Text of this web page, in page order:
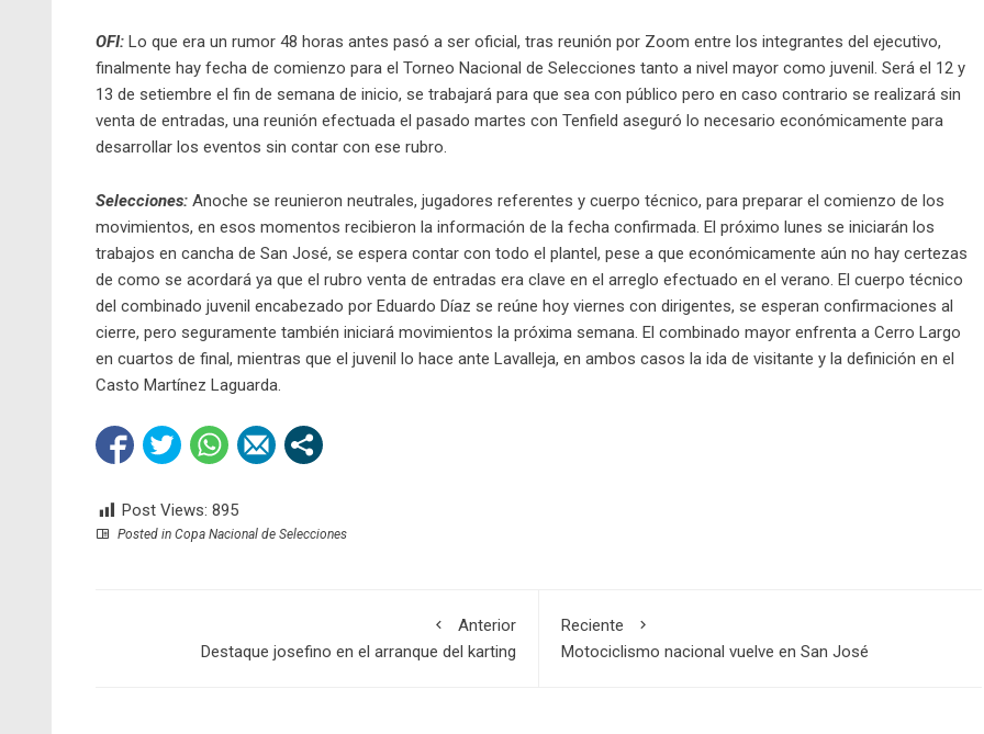
OFI: Lo que era un rumor 48 horas antes pasó a ser oficial, tras reunión por Zoom entre los integrantes del ejecutivo,
finalmente hay fecha de comienzo para el Torneo Nacional de Selecciones tanto a nivel mayor como juvenil. Será el 12 y
13 de setiembre el fin de semana de inicio, se trabajará para que sea con público pero en caso contrario se realizará sin
venta de entradas, una reunión efectuada el pasado martes con Tenfield aseguró lo necesario económicamente para
desarrollar los eventos sin contar con ese rubro.
Selecciones: Anoche se reunieron neutrales, jugadores referentes y cuerpo técnico, para preparar el comienzo de los
movimientos, en esos momentos recibieron la información de la fecha confirmada. El próximo lunes se iniciarán los
trabajos en cancha de San José, se espera contar con todo el plantel, pese a que económicamente aún no hay certezas
de como se acordará ya que el rubro venta de entradas era clave en el arreglo efectuado en el verano. El cuerpo técnico
del combinado juvenil encabezado por Eduardo Díaz se reúne hoy viernes con dirigentes, se esperan confirmaciones al
cierre, pero seguramente también iniciará movimientos la próxima semana. El combinado mayor enfrenta a Cerro Largo
en cuartos de final, mientras que el juvenil lo hace ante Lavalleja, en ambos casos la ida de visitante y la definición en el
Casto Martínez Laguarda.
Post Views: 895
Posted in Copa Nacional de Selecciones
Anterior
Destaque josefino en el arranque del karting
Reciente
Motociclismo nacional vuelve en San José